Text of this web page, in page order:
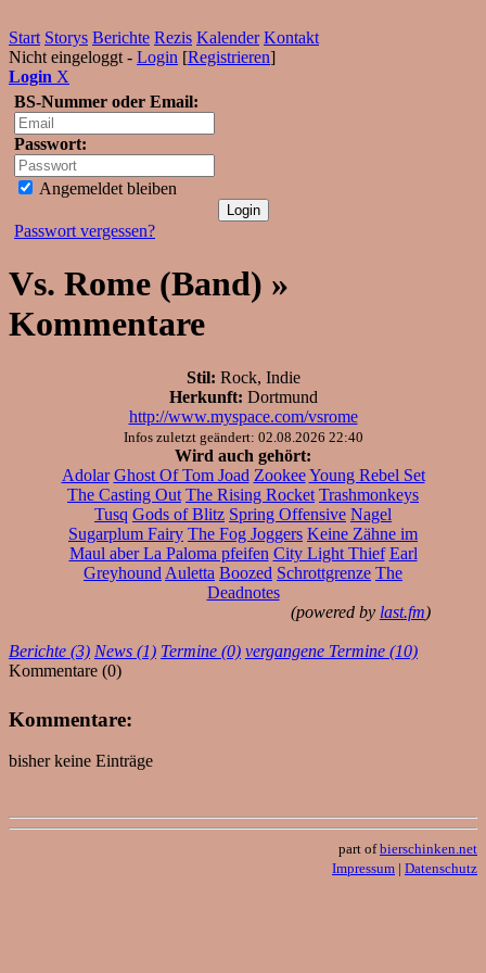
Start Storys Berichte Rezis Kalender Kontakt
Nicht eingeloggt - Login [Registrieren]
Login X
BS-Nummer oder Email:
Passwort:
Angemeldet bleiben
Passwort vergessen?
Vs. Rome (Band) »
Kommentare
Stil: Rock, Indie
Herkunft: Dortmund
http://www.myspace.com/vsrome
Infos zuletzt geändert: 02.08.2026 22:40
Wird auch gehört:
Adolar Ghost Of Tom Joad Zookee Young Rebel Set
The Casting Out The Rising Rocket Trashmonkeys
Tusq Gods of Blitz Spring Offensive Nagel
Sugarplum Fairy The Fog Joggers Keine Zähne im
Maul aber La Paloma pfeifen City Light Thief Earl
Greyhound Auletta Boozed Schrottgrenze The
Deadnotes
(powered by last.fm)
Berichte (3) News (1) Termine (0) vergangene Termine (10)
Kommentare (0)
Kommentare:
bisher keine Einträge
part ofbierschinken.net
Impressum | Datenschutz